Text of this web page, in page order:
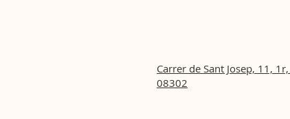
Carrer de Sant Josep, 11,
08302